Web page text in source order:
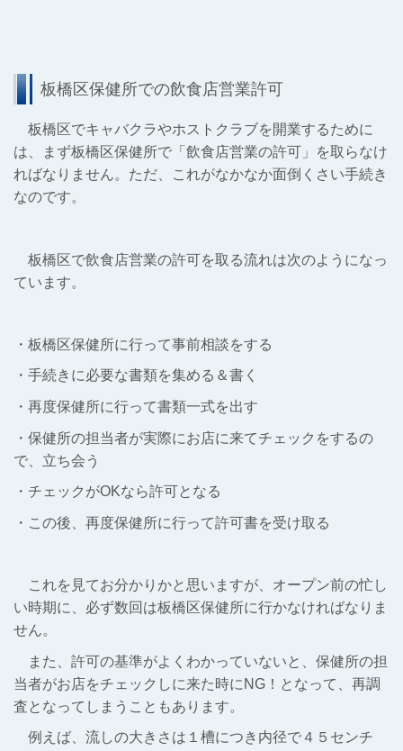
板橋区保健所での飲食店営業許可
板橋区でキャバクラやホストクラブを開業するために
は、まず板橋区保健所で「飲食店営業の許可」を取らなけ
ればなりません。ただ、これがなかなか面倒くさい手続き
なのです。
板橋区で飲食店営業の許可を取る流れは次のようになっ
ています。
・板橋区保健所に行って事前相談をする
・手続きに必要な書類を集める＆書く
・再度保健所に行って書類一式を出す
・保健所の担当者が実際にお店に来てチェックをするの
で、立ち会う
・チェックがOKなら許可となる
・この後、再度保健所に行って許可書を受け取る
これを見てお分かりかと思いますが、オープン前の忙し
い時期に、必ず数回は板橋区保健所に行かなければなりま
せん。
また、許可の基準がよくわかっていないと、保健所の担
当者がお店をチェックしに来た時にNG！となって、再調
査となってしまうこともあります。
例えば、流しの大きさは１槽につき内径で４５センチ